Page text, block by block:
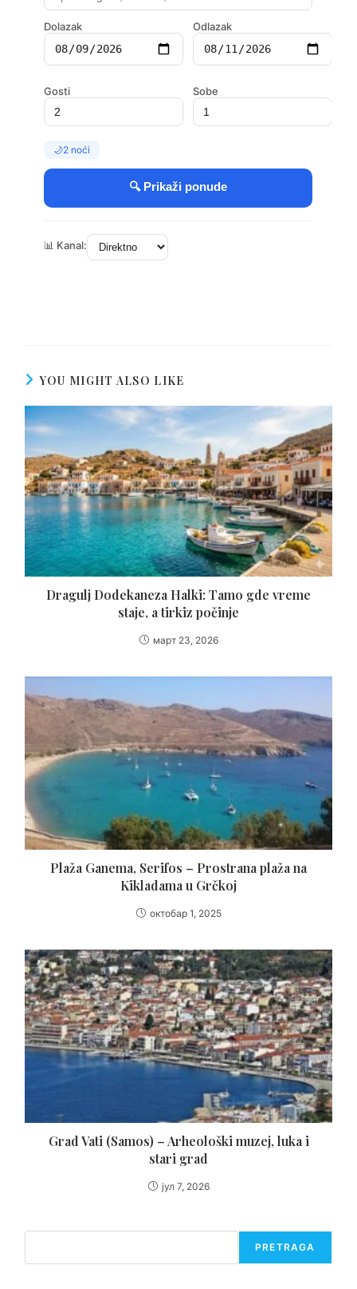
YOU MIGHT ALSO LIKE
Dragulj Dodekaneza Halki: Tamo gde vreme
staje, a tirkiz počinje
март 23, 2026
Plaža Ganema, Serifos – Prostrana plaža na
Kikladama u Grčkoj
октобар 1, 2025
Grad Vati (Samos) – Arheološki muzej, luka i
stari grad
јул 7, 2026
PRETRAGA